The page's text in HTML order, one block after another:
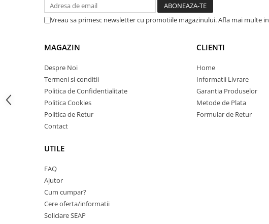
Coolere CPU
Pasta termica
Placi video profesionale
SSD-uri externe
Hard disk-uri externe
Card reader
Placi captura
Adaptoare PCI / PCIe
Kit mouse si tastatura
Vreau sa primesc newsletter cu promotiile magazinului. Afla mai multe in
MAGAZIN
Despre Noi
Termeni si conditii
Politica de Confidentialitate
Politica Cookies
Politica de Retur
Contact
UTILE
FAQ
Ajutor
Cum cumpar?
Cere oferta/informatii
Soliciare SEAP
CLIENTI
Home
Informatii Livrare
Garantia Produselor
Metode de Plata
Formular de Retur